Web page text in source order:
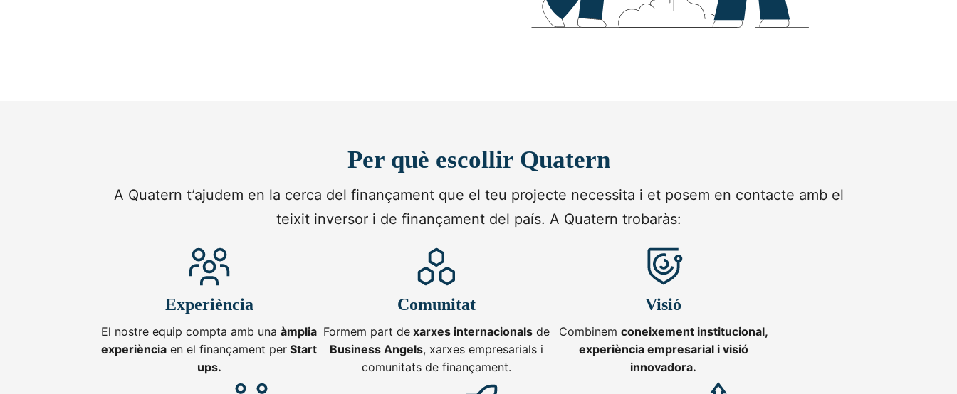
Per què escollir Quatern
A Quatern t’ajudem en la cerca del finançament que el teu projecte necessita i et posem en contacte amb el
teixit inversor i de finançament del país. A Quatern trobaràs:
Experiència
El nostre equip compta amb unaàmplia
experiència en el finançament per Start
ups.
Comunitat
Formem part dexarxes internacionalsde
Business Angels, xarxes empresarials i
comunitats de finançament.
Visió
Combinem coneixement institucional,
experiència empresarial i visió
innovadora.